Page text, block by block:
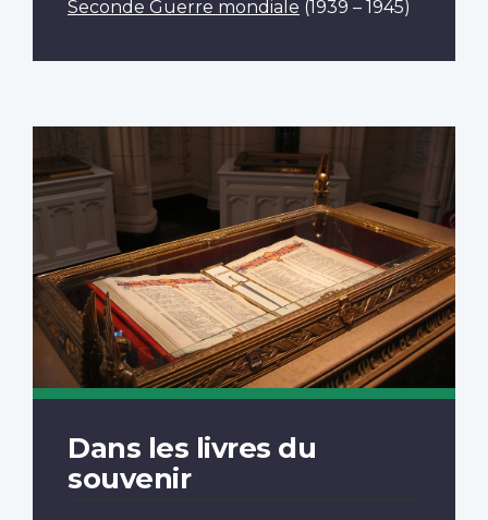
Seconde Guerre mondiale (1939 – 1945)
Dans les livres du
souvenir